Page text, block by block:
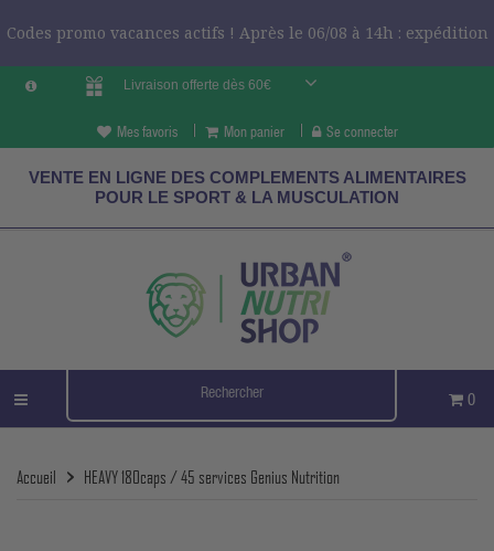
Codes promo vacances actifs ! Après le 06/08 à 14h : expédition
Livraison offerte dès 60€
Mes favoris Mon panier Se connecter
VENTE EN LIGNE DES COMPLEMENTS ALIMENTAIRES
POUR LE SPORT & LA MUSCULATION
0
Accueil HEAVY 180caps / 45 services Genius Nutrition